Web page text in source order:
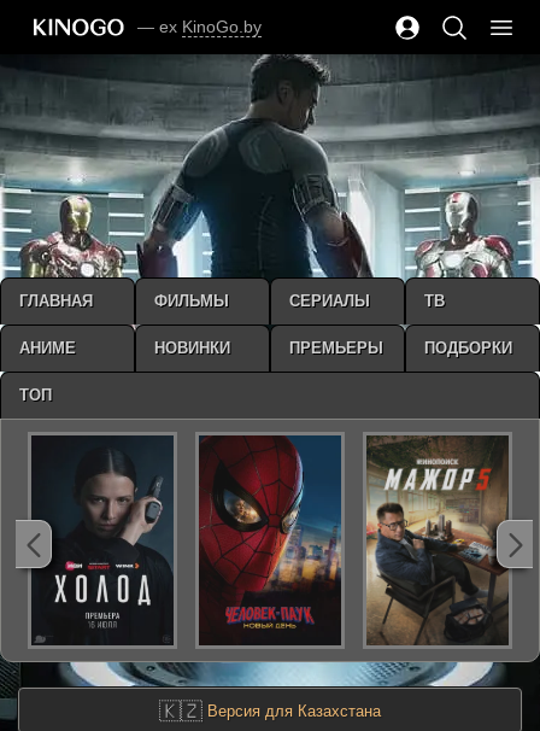
— ex KinoGo.by
🇰🇿 Версия для Казахстана
ГЛАВНАЯ ФИЛЬМЫ СЕРИАЛЫ ТВ
АНИМЕ НОВИНКИ ПРЕМЬЕРЫ ПОДБОРКИ
ТОП